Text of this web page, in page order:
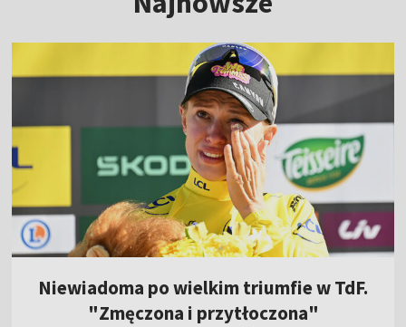
Niewiadoma po wielkim triumfie w TdF.
"Zmęczona i przytłoczona"